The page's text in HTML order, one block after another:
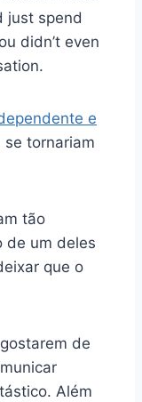
just spend
didn’t even
e
se tornariam
tão
de um deles
que o
de
Além